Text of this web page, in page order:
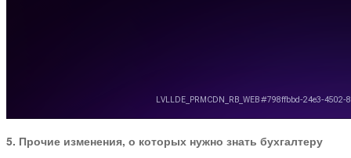
5. Прочие изменения, о которых нужно знать бухгалтеру